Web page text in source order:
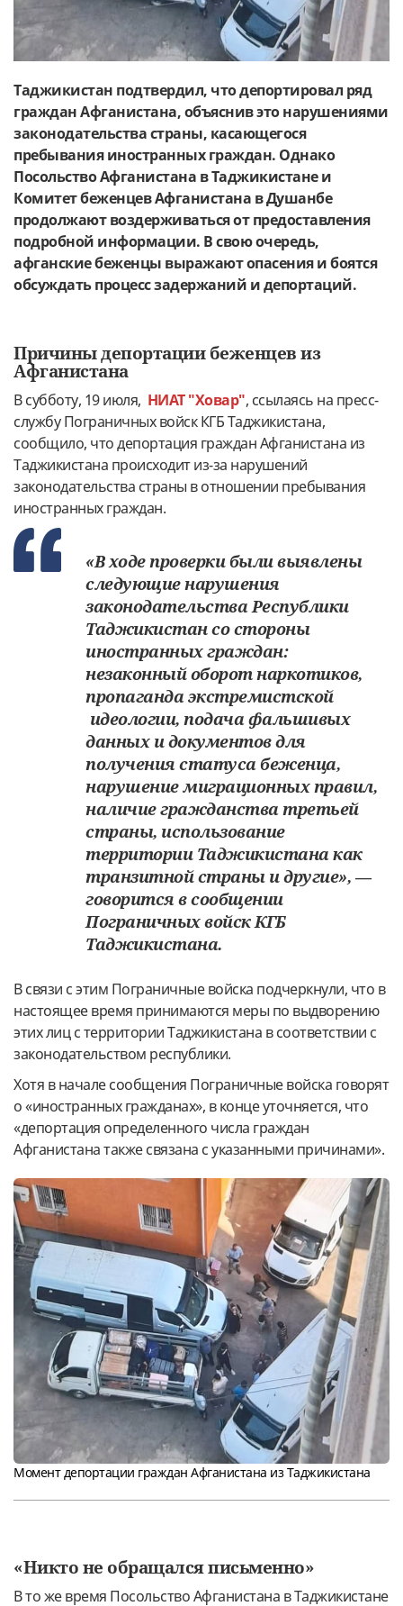
Таджикистан подтвердил, что депортировал ряд
граждан Афганистана, объяснив это нарушениями
законодательства страны, касающегося
пребывания иностранных граждан. Однако
Посольство Афганистана в Таджикистане и
Комитет беженцев Афганистана в Душанбе
продолжают воздерживаться от предоставления
подробной информации. В свою очередь,
афганские беженцы выражают опасения и боятся
обсуждать процесс задержаний и депортаций.
Причины депортации беженцев из
Афганистана
В субботу, 19 июля, НИАТ "Ховар", ссылаясь на пресс-
службу Пограничных войск КГБ Таджикистана,
сообщило, что депортация граждан Афганистана из
Таджикистана происходит из-за нарушений
законодательства страны в отношении пребывания
иностранных граждан.
«В ходе проверки были выявлены
следующие нарушения
законодательства Республики
Таджикистан со стороны
иностранных граждан:
незаконный оборот наркотиков,
пропаганда экстремистской
идеологии, подача фальшивых
данных и документов для
получения статуса беженца,
нарушение миграционных правил,
наличие гражданства третьей
страны, использование
территории Таджикистана как
транзитной страны и другие», —
говорится в сообщении
Пограничных войск КГБ
Таджикистана.
В связи с этим Пограничные войска подчеркнули, что в
настоящее время принимаются меры по выдворению
этих лиц с территории Таджикистана в соответствии с
законодательством республики.
Хотя в начале сообщения Пограничные войска говорят
о «иностранных гражданах», в конце уточняется, что
«депортация определенного числа граждан
Афганистана также связана с указанными причинами».
Момент депортации граждан Афганистана из Таджикистана
«Никто не обращался письменно»
В то же время Посольство Афганистана в Таджикистане